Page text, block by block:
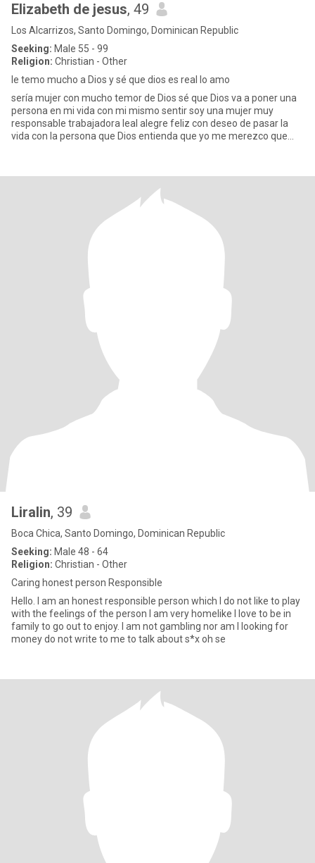
Elizabeth de jesus, 49
Los Alcarrizos, Santo Domingo, Dominican Republic
Seeking: Male 55 - 99
Religion: Christian - Other
le temo mucho a Dios y sé que dios es real lo amo
sería mujer con mucho temor de Dios sé que Dios va a poner una
persona en mi vida con mi mismo sentir soy una mujer muy
responsable trabajadora leal alegre feliz con deseo de pasar la
vida con la persona que Dios entienda que yo me merezco que
Liralin, 39
Boca Chica, Santo Domingo, Dominican Republic
Seeking: Male 48 - 64
Religion: Christian - Other
Caring honest person Responsible
Hello. I am an honest responsible person which I do not like to play
with the feelings of the person I am very homelike I love to be in
family to go out to enjoy. I am not gambling nor am I looking for
money do not write to me to talk about s*x oh se